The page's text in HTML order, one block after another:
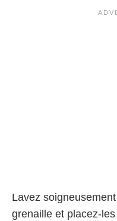
Lavez
grenaille et placez-